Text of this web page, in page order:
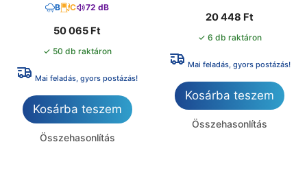
B C 72 dB
50 065 Ft
✓ 50 db raktáron
Mai feladás, gyors postázás!
Kosárba teszem
Összehasonlítás
20 448 Ft
✓ 6 db raktáron
Mai feladás, gyors postázás!
Kosárba teszem
Összehasonlítás